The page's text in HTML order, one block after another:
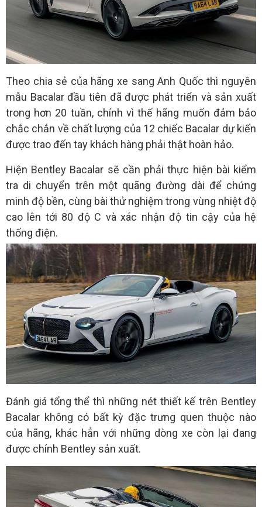
Theo chia sẻ của hãng xe sang Anh Quốc thì nguyên
mẫu Bacalar đầu tiên đã được phát triển và sản xuất
trong hơn 20 tuần, chính vì thế hãng muốn đảm bảo
chắc chắn về chất lượng của 12 chiếc Bacalar dự kiến
được trao đến tay khách hàng phải thật hoàn hảo.
Hiện Bentley Bacalar sẽ cần phải thực hiện bài kiểm
tra di chuyển trên một quãng đường dài để chứng
minh độ bền, cùng bài thử nghiệm trong vùng nhiệt độ
cao lên tới 80 độ C và xác nhận độ tin cậy của hệ
thống điện.
Đánh giá tổng thể thì những nét thiết kế trên Bentley
Bacalar không có bất kỳ đặc trưng quen thuộc nào
của hãng, khác hẳn với những dòng xe còn lại đang
được chính Bentley sản xuất.